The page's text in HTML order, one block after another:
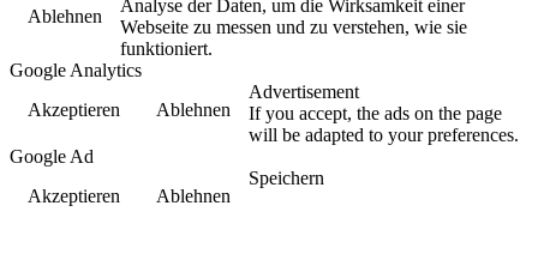
Ablehnen
Analyse der Daten, um die Wirksamkeit einer
Webseite zu messen und zu verstehen, wie sie
funktioniert.
Google Analytics
Akzeptieren
Ablehnen
Advertisement
If you accept, the ads on the page
will be adapted to your preferences.
Google Ad
Akzeptieren
Ablehnen
Speichern